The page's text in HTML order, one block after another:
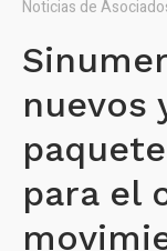
Noticias de
nuevos
para el